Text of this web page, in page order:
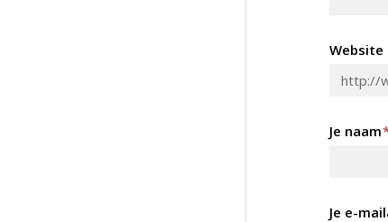
Website
Je naam
Je e-